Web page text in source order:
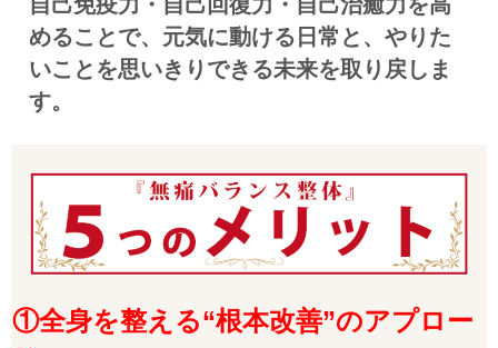
めることで、元気に動ける日常と、やりた
いことを思いきりできる未来を取り戻しま
す。
①全身を整える“根本改善”のアプロー